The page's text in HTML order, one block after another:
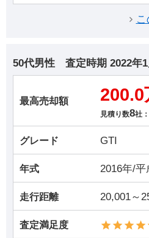
50代男性 査定時期 2022年1
最高売却額 200.0
見積り数8社
グレード GTI
年式 2016年/平
走行距離 20,001～
査定満足度